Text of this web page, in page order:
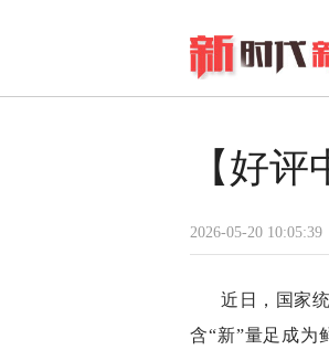
【好
2026-05-20 10:05:39
近日，国家
含“新”量足成为